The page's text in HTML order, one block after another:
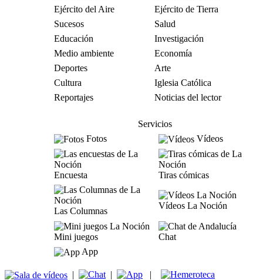
Ejército del Aire
Ejército de Tierra
Sucesos
Salud
Educación
Investigación
Medio ambiente
Economía
Deportes
Arte
Cultura
Iglesia Católica
Reportajes
Noticias del lector
Servicios
Fotos
Vídeos
Encuesta Tiras cómicas
Las Columnas
Vídeos La Noción
Mini juegos
Chat
App
| | |